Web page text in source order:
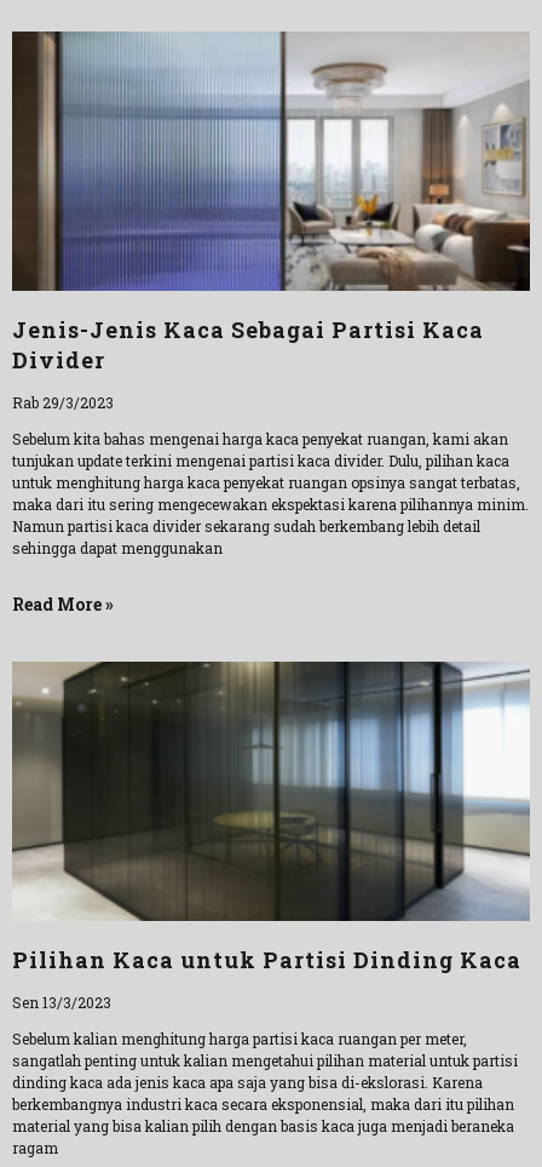
Jenis-Jenis Kaca Sebagai Partisi Kaca
Divider
Rab 29/3/2023
Sebelum kita bahas mengenai harga kaca penyekat ruangan, kami akan
tunjukan update terkini mengenai partisi kaca divider. Dulu, pilihan kaca
untuk menghitung harga kaca penyekat ruangan opsinya sangat terbatas,
maka dari itu sering mengecewakan ekspektasi karena pilihannya minim.
Namun partisi kaca divider sekarang sudah berkembang lebih detail
sehingga dapat menggunakan
Read More »
Pilihan Kaca untuk Partisi Dinding Kaca
Sen 13/3/2023
Sebelum kalian menghitung harga partisi kaca ruangan per meter,
sangatlah penting untuk kalian mengetahui pilihan material untuk partisi
dinding kaca ada jenis kaca apa saja yang bisa di-ekslorasi. Karena
berkembangnya industri kaca secara eksponensial, maka dari itu pilihan
material yang bisa kalian pilih dengan basis kaca juga menjadi beraneka
ragam